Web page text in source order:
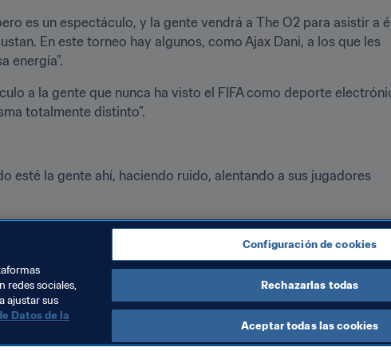
es un espectáculo, y la gente vendrá a The O2 para asistir a
En este torneo hay algunos, como Ajax Dani, a los que les
energía”.
a la gente que nunca ha visto el FIFA como deporte
totalmente distinto”.
esté la gente ahí, haciendo ruido, alentando a sus jugadores
número de personas que ve esos eventos también está
de las redes sociales. Esto sólo puede crecer
redes sociales,
ajustar sus
Datos de la
Configuración de cookies
Rechazarlas todas
Aceptar todas las cookies